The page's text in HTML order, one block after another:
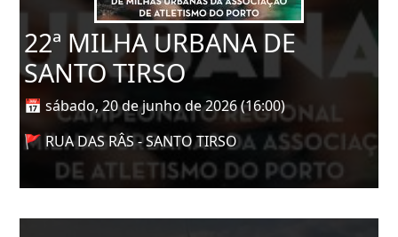
22ª MILHA URBANA DE
SANTO TIRSO
📅 sábado, 20 de junho de 2026 (16:00)
🚩 RUA DAS RÂS - SANTO TIRSO